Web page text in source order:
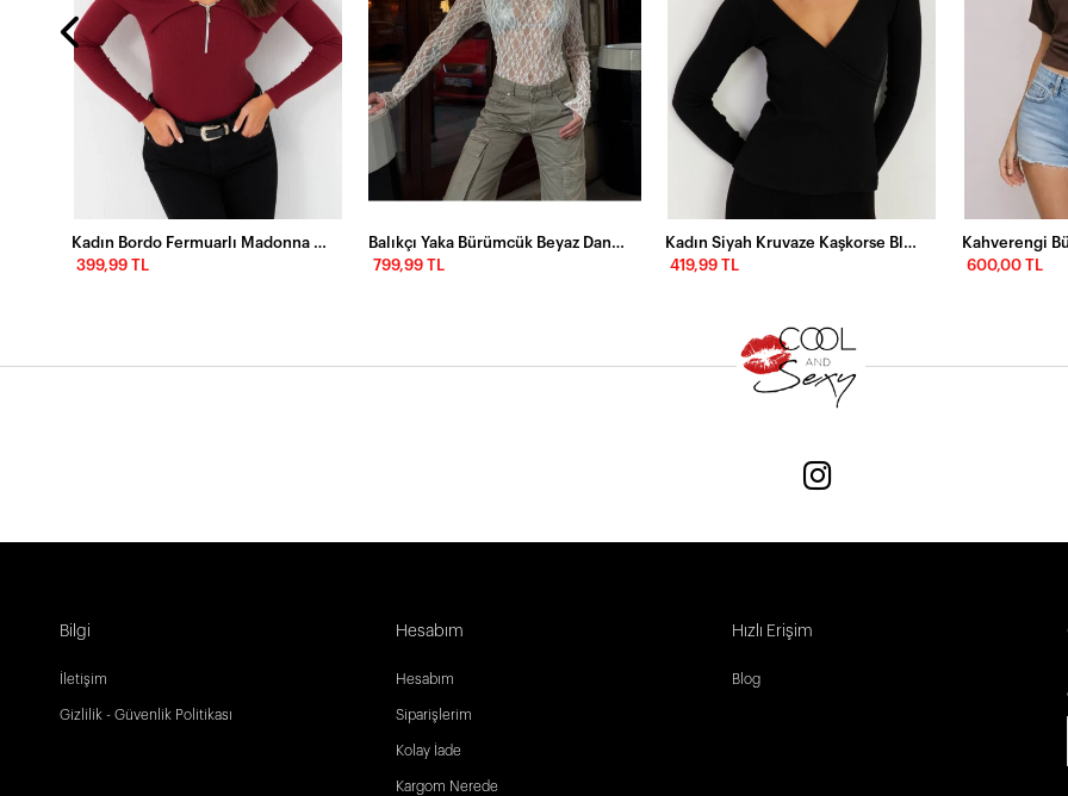
399,99 TL
799,99 TL
419,99 TL
600,00 TL
Bilgi
İletişim
Gizlilik - Güvenlik Politikası
Hesabım
Hesabım
Siparişlerim
Kolay İade
Kargom Nerede
Hızlı Erişim
Blog